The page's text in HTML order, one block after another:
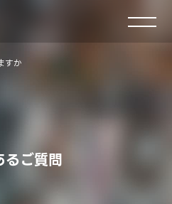
るご質問
すか